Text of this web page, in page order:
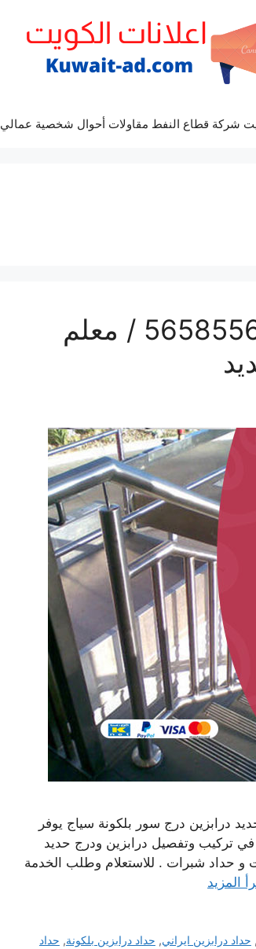
شركة قطاع النفط مقاولات أحوال شخصية عمالي
رقم حداد درابزين الشامية / 56585569 / معلم
درابزين درج سور بلكونة سياج يوفر
في تركيب وتفصيل درابزين ودرج حديد
و حداد شبرات . للاستعلام وطلب الخدمة
المزيد
, حداد درابزين ايراني, حداد درابزين بلكونة, حداد